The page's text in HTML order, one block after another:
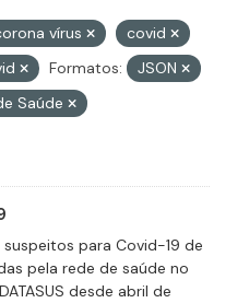
vírus
covid
Formatos:
JSON
Saúde
para Covid-19 de
pela rede de saúde no
desde abril de